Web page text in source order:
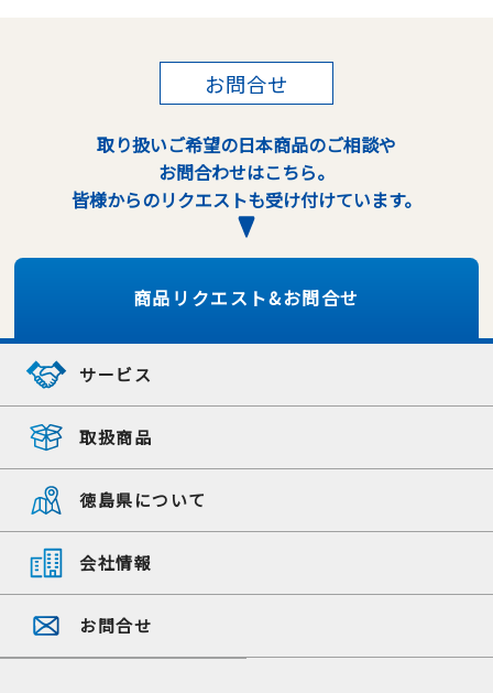
お問合せ
取り扱いご希望の日本商品のご相談や
お問合わせはこちら。
皆様からのリクエストも受け付けています。
商品リクエスト&お問合せ
サービス
取扱商品
徳島県について
会社情報
お問合せ